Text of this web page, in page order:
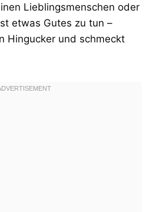
Lieblingsmenschen oder
etwas Gutes zu tun –
Hingucker und schmeckt